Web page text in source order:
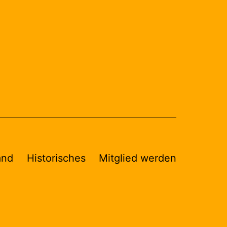
Historisches Mitglied werden